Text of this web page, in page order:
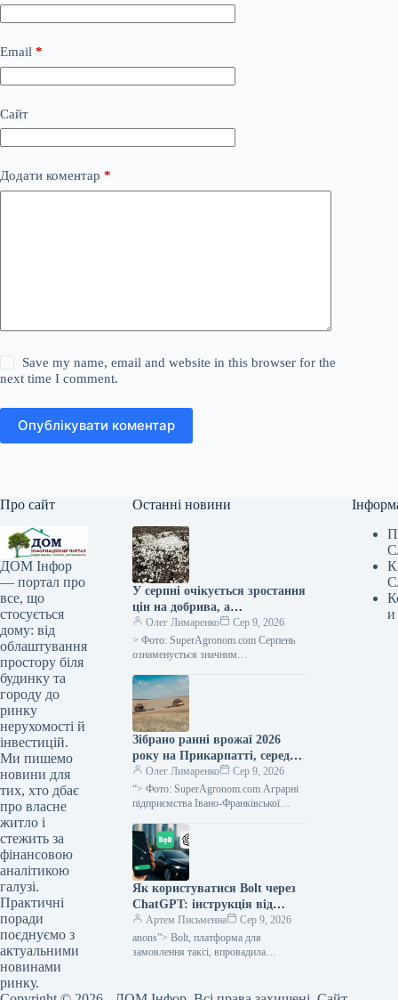
Email *
Сайт
Додати коментар *
Save my name, email and website in this browser for the
next time I comment.
Опублікувати коментар
Про сайт
ДОМ Інфор
— портал про
все, що
стосується
дому: від
облаштування
простору біля
будинку та
городу до
ринку
нерухомості й
інвестицій.
Ми пишемо
новини для
тих, хто дбає
про власне
житло і
стежить за
фінансовою
аналітикою
галузі.
Практичні
поради
поєднуємо з
актуальними
новинами
ринку.
Останні новини
У серпні очікується зростання
цін на добрива, а
постачальники тимчасово
припиняють надання
кредитних умов —
Олег Лимаренко
Сер 9, 2026
> Фото: SuperAgronom.com Серпень
ознаменується значним
доступності добрив для українських
сільгоспвиробників. На ринку
спостерігається
Зібрано ранні врожаї 2026
року на Прикарпатті, середня
врожайність зернових
становить 5,64 тонни з
гектара — SuperAgronom.com
Олег Лимаренко
Сер 9, 2026
“> Фото: SuperAgronom.com Аграрні
підприємства Івано-Франківської
зернових і зернобобових культур. За
наданими оперативними відомостями
Як користуватися Bolt через
ChatGPT: інструкція від
Мінфіну
Артем Письменна
Сер 9, 2026
anons”> Bolt, платформа для
замовлення таксі, впровадила
маршрути та дізнаватися орієнтовну
и